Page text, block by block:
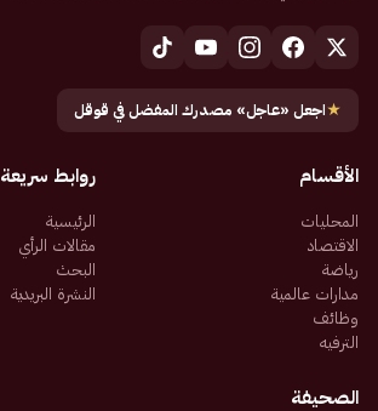
★اجعل «عاجل» مصدرك المفضل في قوقل
الأقسام
المحليات
الاقتصاد
رياضة
مدارات عالمية
وظائف
الترفيه
روابط سريعة
الرئيسية
مقالات الرأي
البحث
النشرة البريدية
الصحيفة